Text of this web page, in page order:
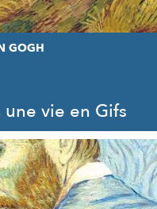
GOGH
une vie en Gifs